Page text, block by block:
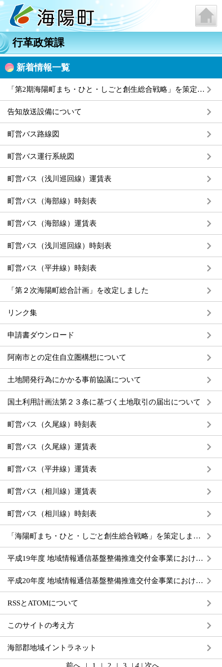
行革政策課
新着情報一覧
「第2期海陽町まち・ひと・しごと創生総合戦略」を策定しました
告知放送設備について
町営バス路線図
町営バス運行系統図
町営バス（浅川巡回線）運賃表
町営バス（海部線）時刻表
町営バス（海部線）運賃表
町営バス（浅川巡回線）時刻表
町営バス（平井線）時刻表
「第２次海陽町総合計画」を改定しました
リンク集
申請書ダウンロード
阿南市との定住自立圏構想について
土地開発行為にかかる事前協議について
国土利用計画法第２３条に基づく土地取引の届出について
町営バス（久尾線）時刻表
町営バス（久尾線）運賃表
町営バス（平井線）運賃表
町営バス（相川線）運賃表
町営バス（相川線）時刻表
「海陽町まち・ひと・しごと創生総合戦略」を策定しました
平成19年度 地域情報通信基盤整備推進交付金事業における整備計画の事後評価
平成20年度 地域情報通信基盤整備推進交付金事業における整備計画の事後評価
RSSとATOMについて
このサイトの考え方
海部郡地域イントラネット